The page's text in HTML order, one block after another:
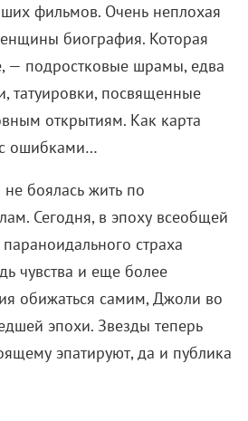
фильмов. Очень неплохая
биография. Которая
— подростковые шрамы, едва
татуировки, посвященные
открытиям. Как карта
с ошибками…
боялась жить по
Сегодня, в эпоху всеобщей
страха
чувства и еще более
обижаться самим, Джоли во
эпохи. Звезды теперь
эпатируют, да и публика